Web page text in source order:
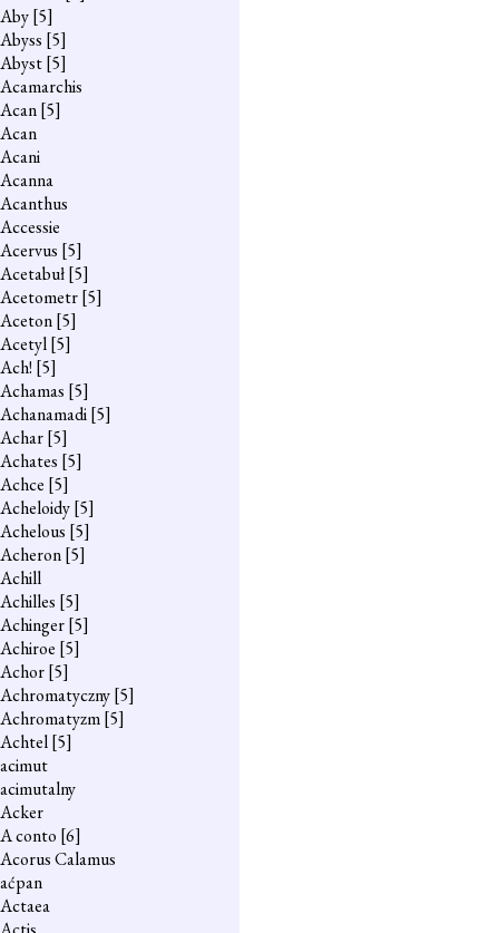
Aby[5]
Abyss [5]
Abyst[5]
Acamarchis
Acan[5]
Acan
Acani
Acanna
Acanthus
Accessie
Acervus [5]
Acetabuł[5]
Acetometr[5]
Aceton[5]
Acetyl[5]
Ach! [5]
Achamas [5]
Achanamadi[5]
Achar[5]
Achates [5]
Achce [5]
Acheloidy[5]
Achelous [5]
Acheron[5]
Achill
Achilles [5]
Achinger[5]
Achiroe [5]
Achor[5]
Achromatyczny[5]
Achromatyzm[5]
Achtel[5]
acimut
acimutalny
Acker
A conto [6]
Acorus Calamus
aćpan
Actaea